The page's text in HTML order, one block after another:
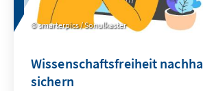
smarterpics / Sonulkaster
Wissenschaftsfreiheit
sichern